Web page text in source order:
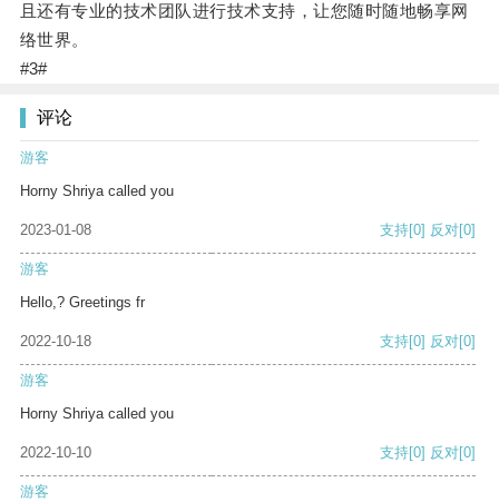
且还有专业的技术团队进行技术支持，让您随时随地畅享网
络世界。
#3#
评论
游客
Horny Shriya called you
2023-01-08 支持[0] 反对[0]
游客
Hello,? Greetings fr
2022-10-18 支持[0] 反对[0]
游客
Horny Shriya called you
2022-10-10 支持[0] 反对[0]
游客